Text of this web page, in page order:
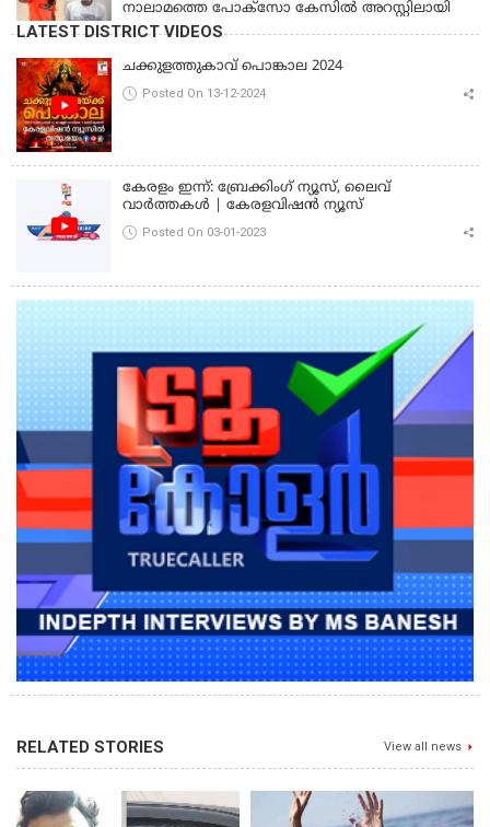
നാലാമത്തെ പോക്‌സോ കേസിൽ അറസ്റ്റിലായി
LATEST DISTRICT VIDEOS
ചക്കുളത്തുകാവ് പൊങ്കാല 2024
Posted On 13-12-2024
കേരളം ഇന്ന്: ബ്രേക്കിംഗ് ന്യൂസ്, ലൈവ്
വാർത്തകൾ | കേരളവിഷൻ ന്യൂസ്
Posted On 03-01-2023
RELATED STORIES View all news